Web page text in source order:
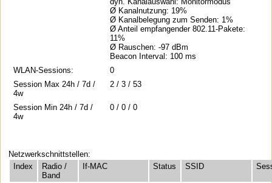
Ø Kanalnutzung: 19%
Ø Kanalbelegung zum Senden: 1%
Ø Anteil empfangender 802.11-Pakete:
11%
Ø Rauschen: -97 dBm
Beacon Interval: 100 ms
WLAN-Sessions:
0
Session Max 24h / 7d /
4w
2 / 3 / 53
Session Min 24h / 7d /
4w
0 / 0 / 0
Netzwerkschnittstellen:
Index
Radio /
Band
If-MAC Status SSID